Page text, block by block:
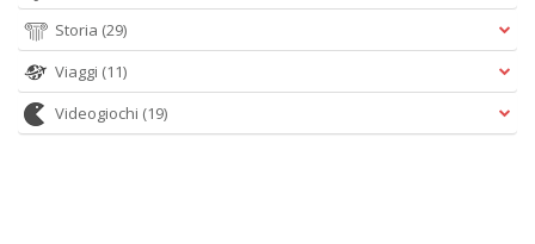
Storia (29)
Viaggi (11)
Videogiochi (19)